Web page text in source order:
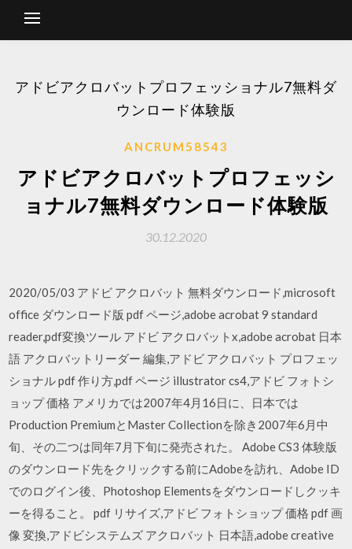
アドビアクロバットプロフェッショナル7無料ダ
ウンロード体験版
ANCRUM58543
アドビアクロバットプロフェッシ
ョナル7無料ダウンロード体験版
30.12.2020
2020/05/03 アドビ アクロバット 無料ダウンロード,microsoft
office ダウンロード版 pdf ページ,adobe acrobat 9 standard
reader,pdf変換ツール アドビ アクロバットx,adobe acrobat 日本
語 アクロバットリーダー 編集,アドビ アクロバット プロフェッ
ショナル pdf 作り方,pdf ページ illustrator cs4,アドビ フォトシ
ョップ 価格 アメリカでは2007年4月16日に、日本では
Production PremiumとMaster Collectionを除き2007年6月中
旬、その二つは同年7月下旬に発売された。 Adobe CS3 体験版
のダウンロード先をクリックする前にAdobeを訪れ、Adobe ID
でのログイン後、Photoshop Elementsをダウンロードしクッキ
ーを得ること。 pdf リサイズ,アドビ フォトショップ 価格 pdf 画
像 変換,アドビシステムズ アクロバット 日本語,adobe creative